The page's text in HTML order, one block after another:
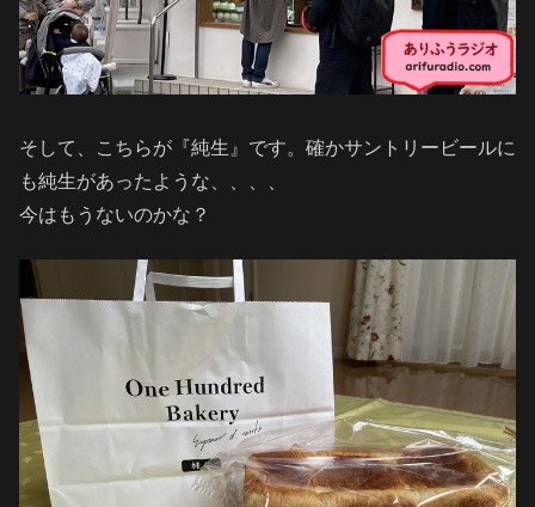
そして、こちらが『純生』です。確かサントリービールに
も純生があったような、、、、
今はもうないのかな？